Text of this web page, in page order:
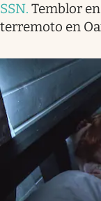
SSN. Temblor
terremoto en